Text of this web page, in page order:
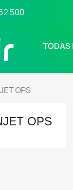
500
TODAS
OPS
OPS